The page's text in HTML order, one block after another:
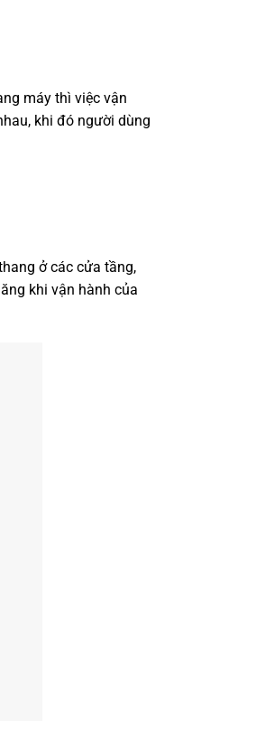
máy thì việc vận
khi đó người dùng
ở các cửa tầng,
khi vận hành của